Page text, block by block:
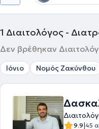
1 Διαιτολόγος -
Δεν βρέθηκαν
Ιόνιο Νομός Ζακύνθου
9.9|45